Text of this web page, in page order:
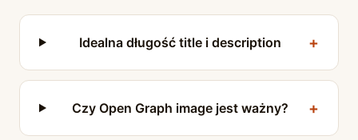
Idealna długość title i description
Czy Open Graph image jest ważny?